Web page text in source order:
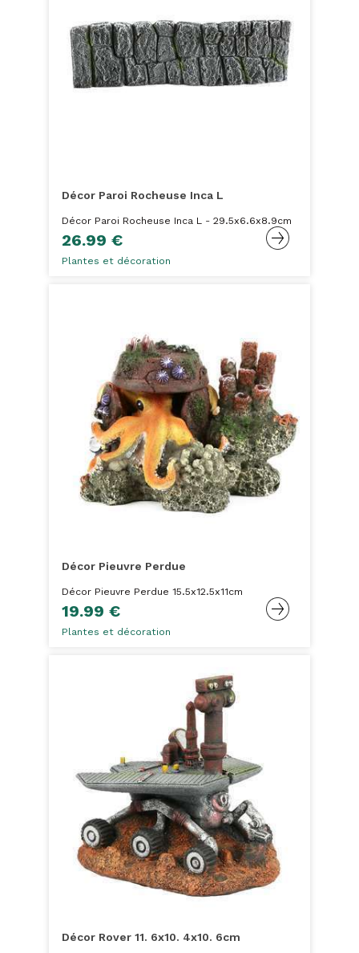
Décor Paroi Rocheuse Inca L
Décor Paroi Rocheuse Inca L - 29.5x6.6x8.9cm
26.99 €
Plantes et décoration
Décor Pieuvre Perdue
Décor Pieuvre Perdue 15.5x12.5x11cm
19.99 €
Plantes et décoration
Décor Rover 11. 6x10. 4x10. 6cm